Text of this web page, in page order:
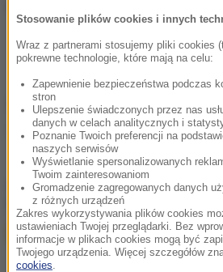
Źródło: PAP
Tagi:skoki narciarskieKamil Stoch
chcesz widzieć więcej artykułów od
Google
Stosowanie plików cookies i innych
Wraz z partnerami stosujemy pliki cookies
pokrewne technologie, które mają na celu:
Zapewnienie bezpieczeństwa podczas
stron
Ulepszenie świadczonych przez nas
danych w celach analitycznych i
Poznanie Twoich preferencji na
naszych serwisów
Wyświetlanie spersonalizowanych
Twoim zainteresowaniom
Gromadzenie zagregowanych danych
z różnych urządzeń
Zakres wykorzystywania plików cookies
ustawieniach Twojej przeglądarki. Bez
informacje w plikach cookies mogą być
Twojego urządzenia. Więcej szczegółów
cookies